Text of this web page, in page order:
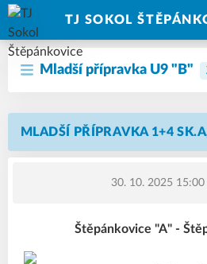
TJ SOKOL
Mladší přípravka U9 "B"
MLADŠÍ PŘÍPRAVKA 1+4
30. 10. 2025 15:00
Štěpánkovice "A" -